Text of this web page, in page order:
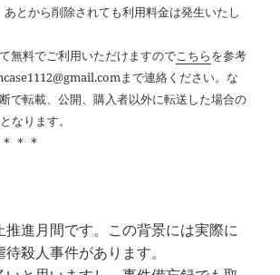
あとから削除されても利用料金は発生いたし
無料でご利用いただけますのでこちらを参考
まで連絡ください。な
で転載、公開、購入者以外に転送した場合の
なります。
＊＊
推進月間です。この背景には実際に
殺人事件があります。